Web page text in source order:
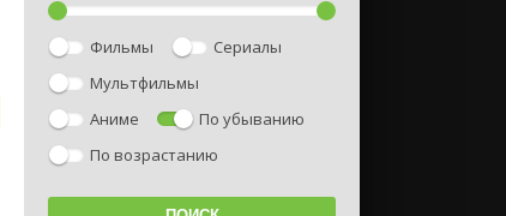
Фильмы
Сериалы
Мультфильмы
Аниме
По убыванию
По возрастанию